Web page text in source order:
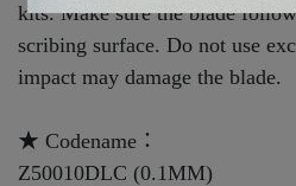
kits. Make sure the blade
scribing surface. Do not use
impact may damage the blade.
★ Codename：
Z50010DLC (0.1MM)